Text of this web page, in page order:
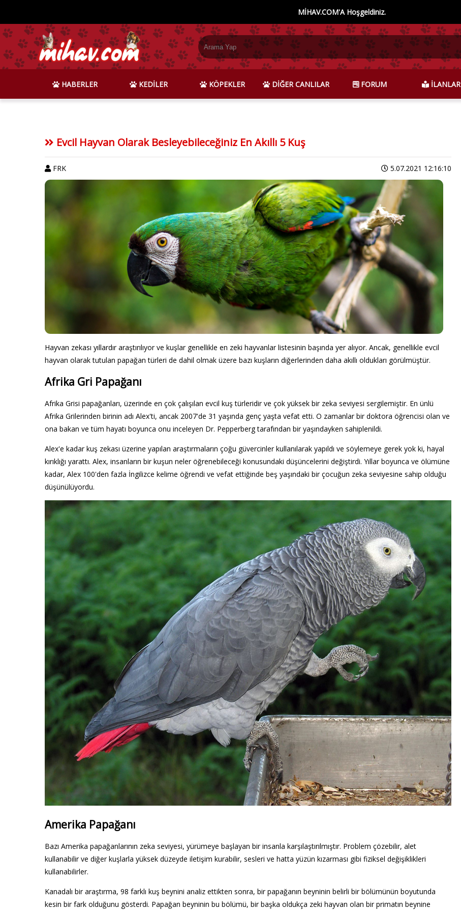
MİHAV.COM'A Hoşgeldiniz.
HABERLER KEDİLER KÖPEKLER DİĞER CANLILAR FORUM İLANLAR
Evcil Hayvan Olarak Besleyebileceğiniz En Akıllı 5 Kuş
FRK 5.07.2021 12:16:10
Hayvan zekası yıllardır araştırılıyor ve kuşlar genellikle en zeki hayvanlar listesinin başında yer alıyor. Ancak, genellikle evcil
hayvan olarak tutulan papağan türleri de dahil olmak üzere bazı kuşların diğerlerinden daha akıllı oldukları görülmüştür.
Afrika Gri Papağanı
Afrika Grisi papağanları, üzerinde en çok çalışılan evcil kuş türleridir ve çok yüksek bir zeka seviyesi sergilemiştir. En ünlü
Afrika Grilerinden birinin adı Alex'ti, ancak 2007'de 31 yaşında genç yaşta vefat etti. O zamanlar bir doktora öğrencisi olan ve
ona bakan ve tüm hayatı boyunca onu inceleyen Dr. Pepperberg tarafından bir yaşındayken sahiplenildi.
Alex'e kadar kuş zekası üzerine yapılan araştırmaların çoğu güvercinler kullanılarak yapıldı ve söylemeye gerek yok ki, hayal
kırıklığı yarattı. Alex, insanların bir kuşun neler öğrenebileceği konusundaki düşüncelerini değiştirdi. Yıllar boyunca ve ölümüne
kadar, Alex 100'den fazla İngilizce kelime öğrendi ve vefat ettiğinde beş yaşındaki bir çocuğun zeka seviyesine sahip olduğu
düşünülüyordu.
Amerika Papağanı
Bazı Amerika papağanlarının zeka seviyesi, yürümeye başlayan bir insanla karşılaştırılmıştır. Problem çözebilir, alet
kullanabilir ve diğer kuşlarla yüksek düzeyde iletişim kurabilir, sesleri ve hatta yüzün kızarması gibi fiziksel değişiklikleri
kullanabilirler.
Kanadalı bir araştırma, 98 farklı kuş beynini analiz ettikten sonra, bir papağanın beyninin belirli bir bölümünün boyutunda
kesin bir fark olduğunu gösterdi. Papağan beyninin bu bölümü, bir başka oldukça zeki hayvan olan bir primatın beynine